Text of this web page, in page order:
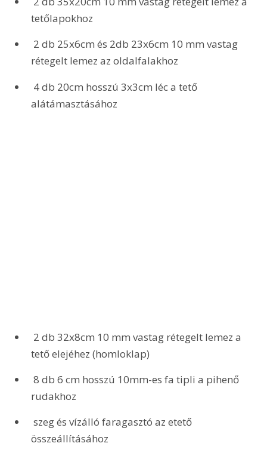
tetőlapokhoz
rétegelt lemez az oldalfalakhoz
alátámasztásához
tető elejéhez (homloklap)
8 db 6 cm hosszú 10mm-es fa tipli a pihenő
rudakhoz
szeg és vízálló faragasztó az etető
összeállításához